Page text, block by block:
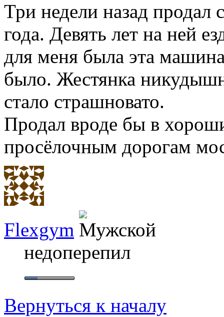
Три недели назад продал
года. Девять лет на ней
для меня была эта
было. Жестянка
стало страшновато.
Продал вроде бы в
просёлочным дорогам
Flexgym
недоперепил
Вернуться к началу